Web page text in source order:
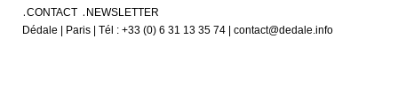
CONTACT
NEWSLETTER
Dédale | Paris | Tél : +33 (0) 6 31 13 35 74 | contact@dedale.info